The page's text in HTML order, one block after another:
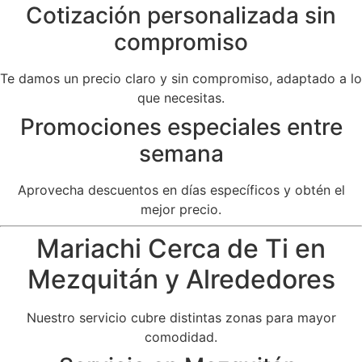
Cotización personalizada sin
compromiso
Te damos un precio claro y sin compromiso, adaptado a lo
que necesitas.
Promociones especiales entre
semana
Aprovecha descuentos en días específicos y obtén el
mejor precio.
Mariachi Cerca de Ti en
Mezquitán y Alrededores
Nuestro servicio cubre distintas zonas para mayor
comodidad.